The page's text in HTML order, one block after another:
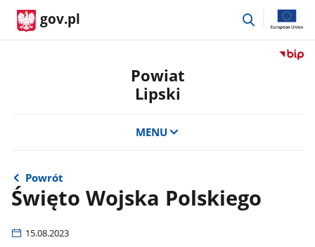
gov.pl
przejdź
Przejdź
Powiat
Lipski
MENU
Powrót
Święto Wojska Polskiego
15.08.2023